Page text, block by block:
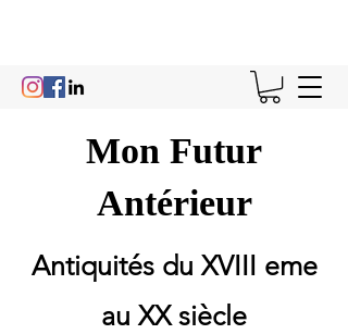
Mon Futur
Antérieur
Antiquités du XVIII eme
au XX siècle